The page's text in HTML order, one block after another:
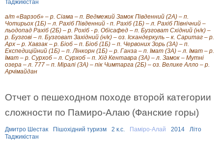
К
а
р
а
в
ш
и
Таджикістан
а/т «Варзоб» – р. Сіама – п. Ведмежий Замок Південний (2А) – п.
Чотирьох (1Б) – л. Рахіб Південний - п. Рахіб (1Б) – л. Рахіб Північний –
льодопад Рахіб (2Б) – р. Рохіб - р. Обісафед – п. Бузговат Східний (н/к) –
р. Бузгові – п. Бузговат Західний (н/к) – оз. Іскандеркуль – к. Саритаг – р.
Арх – р. Хавзак – р. Біоб – п. Біоб (1Б) – п. Червоних Зорь (3А) – п.
Експедиційний (1Б) – п. Лінкорн (1Б) – р. Ганза – п. Імат (3А) – л. Імат – р.
Імат – р. Сурхоб – л. Сурхоб – п. Хід Кентавра (3А) – л. Замок – Мутні
озера – л. 777 – п. Міралі (3А) – пік Чимтарга (2Б) – оз. Велике Алло – р.
Арчімайдан
Отчет о пешеходном походе второй категории
сложности по Памиро-Алаю (Фанские горы)
Дмитро Шестак Пішохідний туризм 2 к.с. Паміро-Алай 2014
Літо
Таджикістан